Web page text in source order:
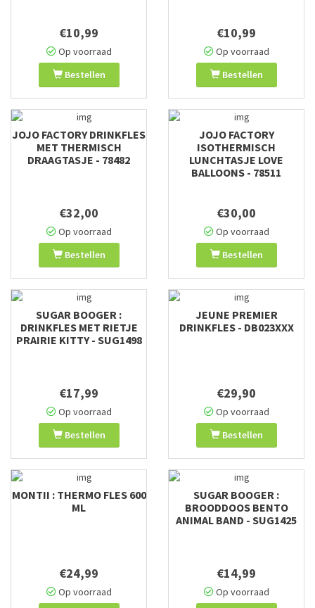
€10,99
Op voorraad
Bestellen
€10,99
Op voorraad
Bestellen
JOJO FACTORY DRINKFLES
MET THERMISCH
DRAAGTASJE - 78482
€32,00
Op voorraad
Bestellen
JOJO FACTORY
ISOTHERMISCH
LUNCHTASJE LOVE
BALLOONS - 78511
€30,00
Op voorraad
Bestellen
SUGAR BOOGER :
DRINKFLES MET RIETJE
PRAIRIE KITTY - SUG1498
€17,99
Op voorraad
Bestellen
JEUNE PREMIER
DRINKFLES - DB023XXX
€29,90
Op voorraad
Bestellen
MONTII : THERMO FLES 600
ML
€24,99
Op voorraad
SUGAR BOOGER :
BROODDOOS BENTO
ANIMAL BAND - SUG1425
€14,99
Op voorraad